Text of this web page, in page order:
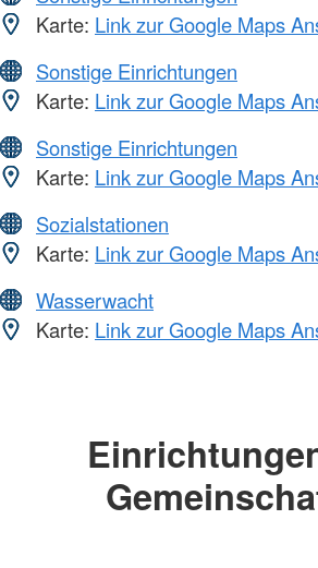
Karte: Link zur Google Maps
Sonstige Einrichtungen
Karte: Link zur Google Maps
Sonstige Einrichtungen
Karte: Link zur Google Maps
Sozialstationen
Karte: Link zur Google Maps
Wasserwacht
Karte: Link zur Google Maps